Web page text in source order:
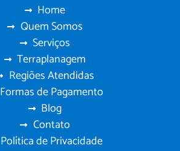
Home
Quem Somos
Serviços
Terraplanagem
Regiões Atendidas
Formas de Pagamento
Blog
Contato
Política de Privacidade